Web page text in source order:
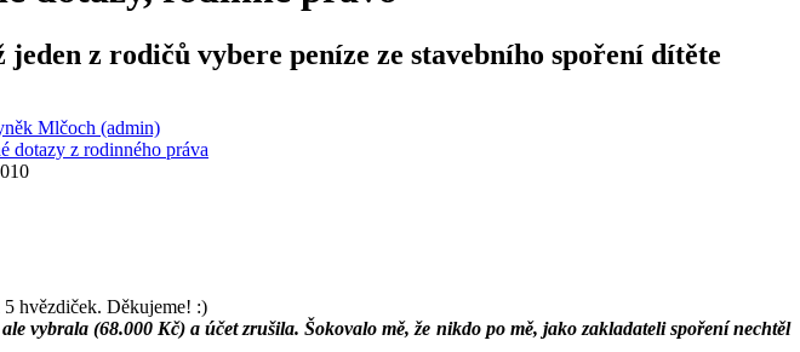
jeden z rodičů vybere peníze ze stavebního spoření dítěte
Mlčoch (admin)
dotazy z rodinného práva
hvězdiček. Děkujeme! :)
vybrala (68.000 Kč) a účet zrušila. Šokovalo mě, že nikdo po mě, jako zakladateli spoření nechtěl